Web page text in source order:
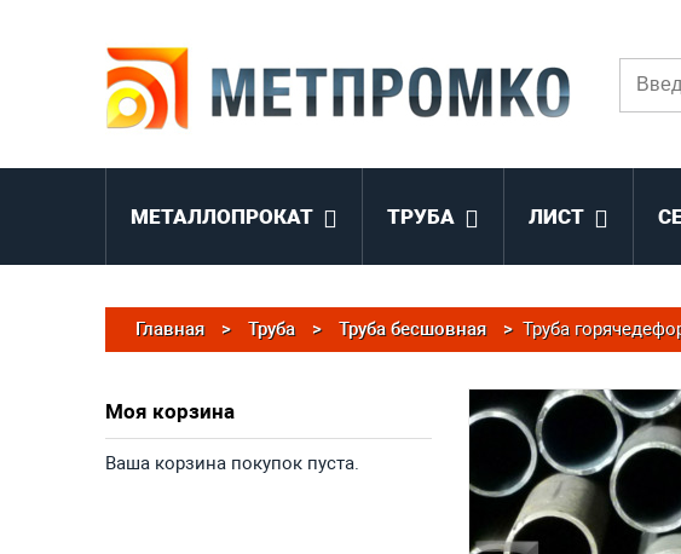
МЕТАЛЛОПРОКАТ ТРУБА ЛИСТ
Главная > Труба > Труба бесшовная > Труба
Моя корзина
Ваша корзина покупок пуста.